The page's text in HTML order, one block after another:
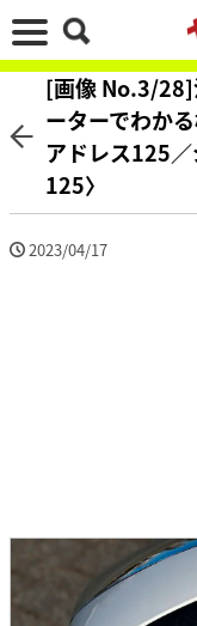
[画像 No.3/28]
ーターでわか
アドレス125
125〉
2023/04/17